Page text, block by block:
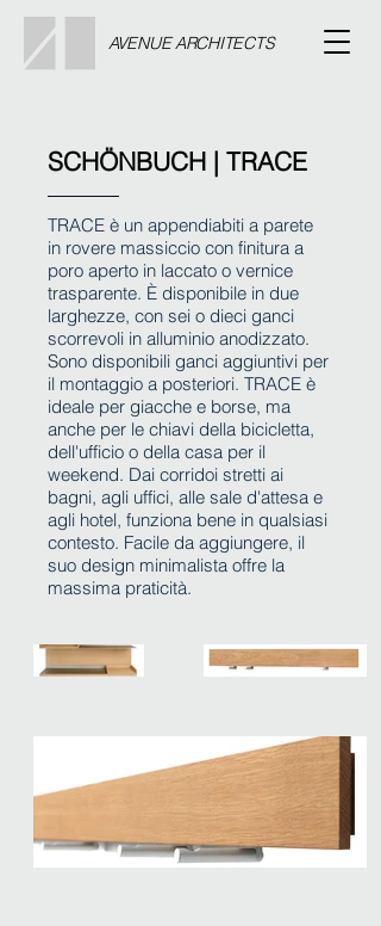
AVENUE ARCHITECTS
SCHÖNBUCH | TRACE
TRACE è un appendiabiti a parete
in rovere massiccio con finitura a
poro aperto in laccato o vernice
trasparente. È disponibile in due
larghezze, con sei o dieci ganci
scorrevoli in alluminio anodizzato.
Sono disponibili ganci aggiuntivi per
il montaggio a posteriori. TRACE è
ideale per giacche e borse, ma
anche per le chiavi della bicicletta,
dell'ufficio o della casa per il
weekend. Dai corridoi stretti ai
bagni, agli uffici, alle sale d'attesa e
agli hotel, funziona bene in qualsiasi
contesto. Facile da aggiungere, il
suo design minimalista offre la
massima praticità.